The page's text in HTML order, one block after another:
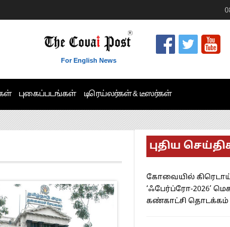
For English News
புகைப்படங்கள் டிரெய்லர்கள் & டீஸர்கள்
அன்புமணி ராமதாஸ்
புதிய
கோவையில்
‘ஃபேர்ப்ரோ-2026’
கண்காட்சி தொடக்கம்